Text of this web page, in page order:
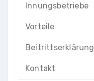
Innungsbetriebe
Vorteile
Beitrittserklärung
Kontakt